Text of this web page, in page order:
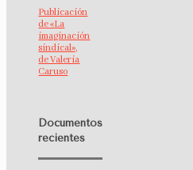
Publicación
de «La
imaginación
sindical»,
de Valeria
Caruso
Documentos
recientes